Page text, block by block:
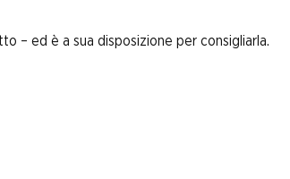
– ed è a sua disposizione per consigliarla.